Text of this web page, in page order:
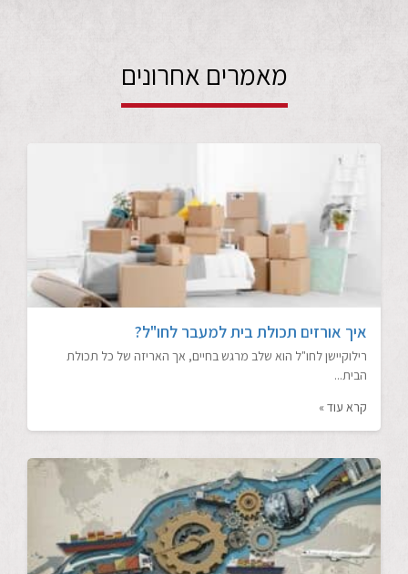
מאמרים אחרונים
איך אורזים תכולת בית למעבר לחו"ל?
רילוקיישן לחו"ל הוא שלב מרגש בחיים, אך האריזה של כל תכולת
הבית...
קרא עוד »